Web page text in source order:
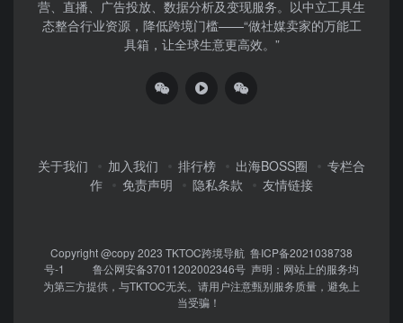
营、直播、广告投放、数据分析及变现服务。以中立工具生
态整合行业资源，降低跨境门槛——“做社媒卖家的万能工
具箱，让全球生意更高效。”
关于我们 加入我们 排行榜 出海BOSS圈
专栏合
作
免责声明 隐私条款 友情链接
Copyright @copy 2023 TKTOC跨境导航 鲁ICP备2021038738
号-1
鲁公网安备37011202002346号 声明：网站上的服务均
为第三方提供，与TKTOC无关。请用户注意甄别服务质量，避免上
当受骗！